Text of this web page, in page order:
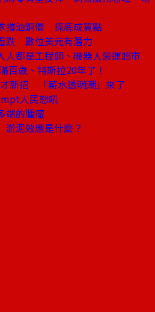
撐油銅價 探底成買點
跌 數位美元有潛力
都是工程師、機器人營運超市
百歲、特斯拉20年了！
新招 「薪水透明潮」來了
人民怒吼
端的腫瘤
泥效應是什麼？